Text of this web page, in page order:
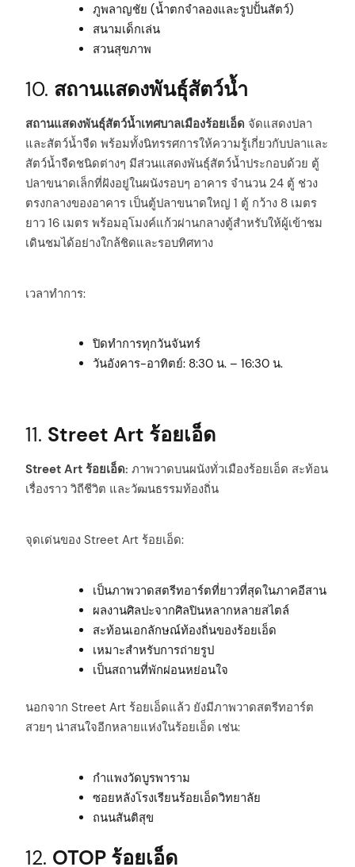
ภูพลาญชัย (น้ำตกจำลองและรูปปั้นสัตว์)
สนามเด็กเล่น
สวนสุขภาพ
10. สถานแสดงพันธุ์สัตว์น้ำ
สถานแสดงพันธุ์สัตว์น้ำเทศบาลเมืองร้อยเอ็ด จัดแสดงปลา
และสัตว์น้ำจืด พร้อมทั้งนิทรรศการให้ความรู้เกี่ยวกับปลาและ
สัตว์น้ำจืดชนิดต่างๆ มีส่วนแสดงพันธุ์สัตว์น้ำประกอบด้วย ตู้
ปลาขนาดเล็กที่ฝังอยู่ในผนังรอบๆ อาคาร จำนวน 24 ตู้ ช่วง
ตรงกลางของอาคาร เป็นตู้ปลาขนาดใหญ่ 1 ตู้ กว้าง 8 เมตร
ยาว 16 เมตร พร้อมอุโมงค์แก้วผ่านกลางตู้สำหรับให้ผู้เข้าชม
เดินชมได้อย่างใกล้ชิดและรอบทิศทาง
เวลาทำการ:
ปิดทำการทุกวันจันทร์
วันอังคาร-อาทิตย์: 8:30 น. – 16:30 น.
11. Street Art ร้อยเอ็ด
Street Art ร้อยเอ็ด: ภาพวาดบนผนังทั่วเมืองร้อยเอ็ด สะท้อน
เรื่องราว วิถีชีวิต และวัฒนธรรมท้องถิ่น
จุดเด่นของ Street Art ร้อยเอ็ด:
เป็นภาพวาดสตรีทอาร์ตที่ยาวที่สุดในภาคอีสาน
ผลงานศิลปะจากศิลปินหลากหลายสไตล์
สะท้อนเอกลักษณ์ท้องถิ่นของร้อยเอ็ด
เหมาะสำหรับการถ่ายรูป
เป็นสถานที่พักผ่อนหย่อนใจ
นอกจาก Street Art ร้อยเอ็ดแล้ว ยังมีภาพวาดสตรีทอาร์ต
สวยๆ น่าสนใจอีกหลายแห่งในร้อยเอ็ด เช่น:
กำแพงวัดบูรพาราม
ซอยหลังโรงเรียนร้อยเอ็ดวิทยาลัย
ถนนสันติสุข
12. OTOP ร้อยเอ็ด